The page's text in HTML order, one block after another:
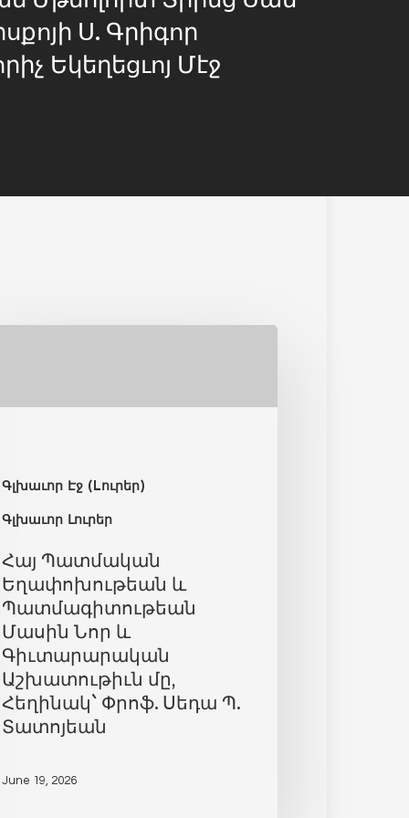
Ս. Գրիգոր
Եկեղեցւոյ Մէջ
Գլխաւոր Էջ (Lուրեր)
Գլխաւոր Լուրեր
Հայ Պատմական
Եղափոխութեան և
Պատմագիտութեան
Մասին Նոր և
Գիւտարարական
Աշխատութիւն մը,
Հեղինակ` Փրոֆ. Սեդա Պ.
Տատոյեան
June 19, 2026